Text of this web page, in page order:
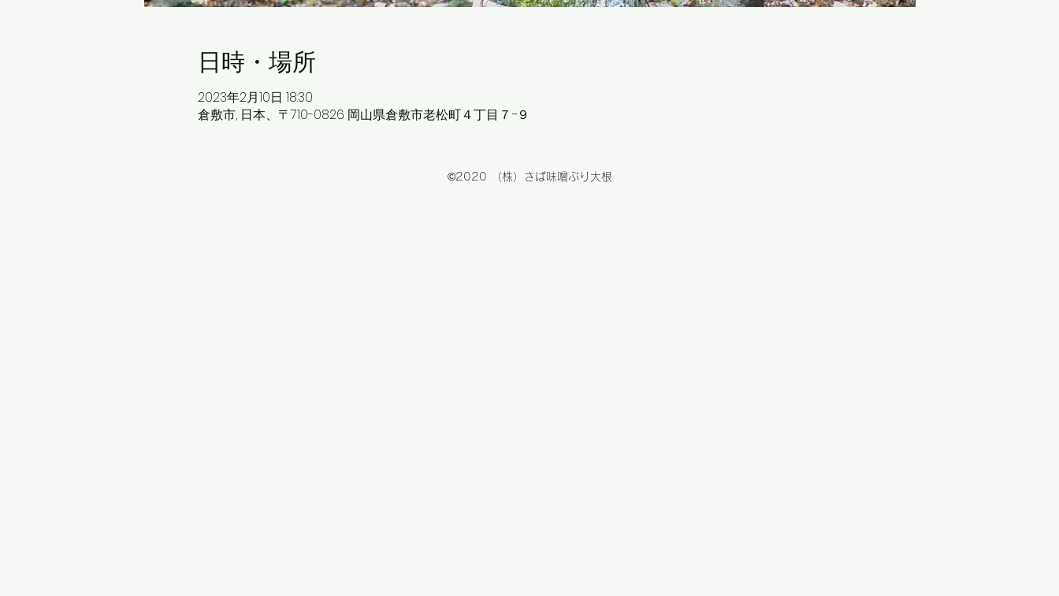
日時・場所
2023年2月10日 18:30
倉敷市, 日本、〒710-0826 岡山県倉敷市老松町４丁目７−９
©2020 （株）さば味噌ぶり大根